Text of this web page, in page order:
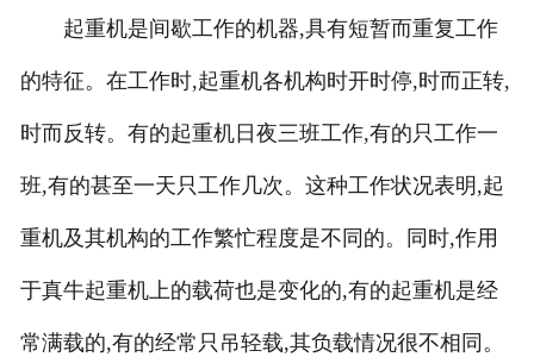
起重机是间歇工作的机器,具有短暂而重复工作
的特征。在工作时,起重机各机构时开时停,时而正转,
时而反转。有的起重机日夜三班工作,有的只工作一
班,有的甚至一天只工作几次。这种工作状况表明,起
重机及其机构的工作繁忙程度是不同的。同时,作用
于真牛起重机上的载荷也是变化的,有的起重机是经
常满载的,有的经常只吊轻载,其负载情况很不相同。